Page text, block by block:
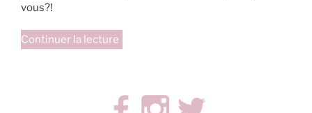
vous?!
Continuer la lecture
TAM